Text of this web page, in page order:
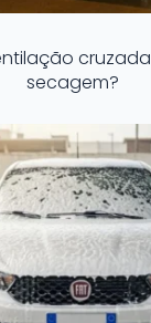
secagem?